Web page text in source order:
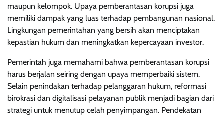
maupun kelompok. Upaya pemberantasan korupsi juga
memiliki dampak yang luas terhadap pembangunan nasional.
Lingkungan pemerintahan yang bersih akan menciptakan
kepastian hukum dan meningkatkan kepercayaan investor.
Pemerintah juga memahami bahwa pemberantasan korupsi
harus berjalan seiring dengan upaya memperbaiki sistem.
Selain penindakan terhadap pelanggaran hukum, reformasi
birokrasi dan digitalisasi pelayanan publik menjadi bagian dari
strategi untuk menutup celah penyimpangan. Pendekatan